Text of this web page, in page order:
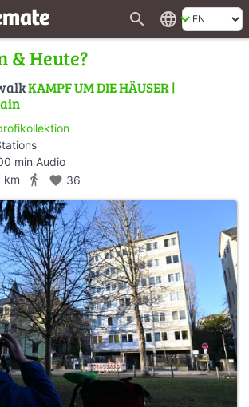
search language
& Heute?
KAMPF UM DIE HÄUSER |
min Audio
km
directions_walk favorite 36